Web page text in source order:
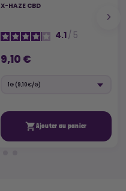
X-HAZE CBD
4.1/ 5
9,10 €
Ajouter au panier